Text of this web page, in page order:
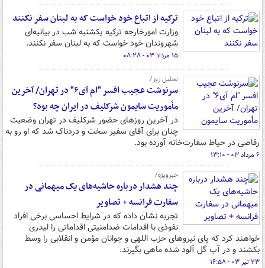
ترکیه از اتباع خود خواست که به لبنان سفر نکنند
وزارت امورخارجه ترکیه یکشنبه شب در بیانیه‌ای
شهروندان خود خواست که به لبنان سفر نکنند.
۱۵ مرداد ۰۳ - ۰۸:۲۸
تحلیل روز/
سرنوشت عجیب افسر "ام آی۶" در تهران/ آخرین
مأموریت سایمون شرکلیف در ایران چه بود؟
در آخرین روزهای حضور شرکلیف در تهران وضعیت
چنان برای آقای سفیر سخت و دردناک شد که او رو به
رقاصی در حیاط سفارت‌خانه آورده بود.
۶ مرداد ۰۳ - ۱۳:۱۰
خبرویژه/
چند هشدار درباره حاشیه‌های یک میهمانی در
سفارت فرانسه + تصاویر
تجربه نشان داده که در شرایط احساسی برخی افراد
نفوذی با اقدامات ضدامنیتی اقداماتی را لیدری
خواهند کرد که پای نیروهای حزب اللهی و جوانان مؤمن و انقلابی را وسط
بکشند و در آب گل آلود شده ماهی بگیرند.
۲۳ تیر ۰۳ - ۱۶:۵۸